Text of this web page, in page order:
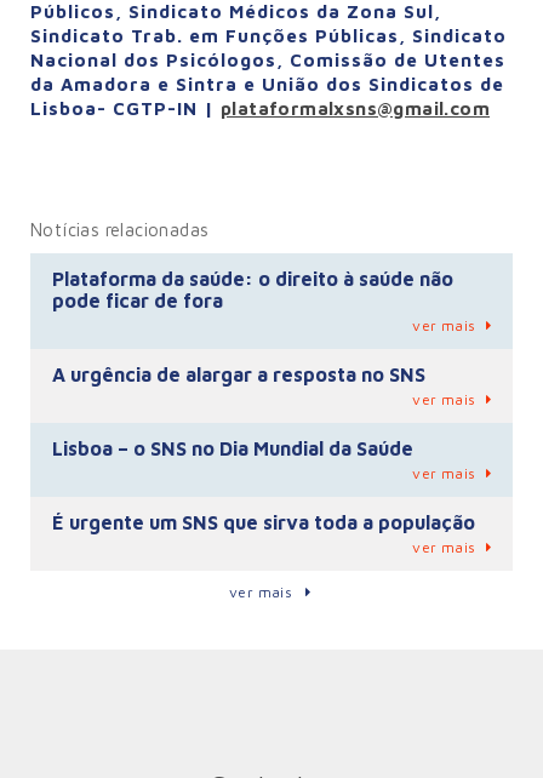
Públicos, Sindicato Médicos da Zona Sul,
Sindicato Trab. em Funções Públicas, Sindicato
Nacional dos Psicólogos, Comissão de Utentes
da Amadora e Sintra e União dos Sindicatos de
Lisboa- CGTP-IN | plataformalxsns@gmail.com
Notícias relacionadas
Plataforma da saúde: o direito à saúde não
pode ficar de fora
ver mais
A urgência de alargar a resposta no SNS
ver mais
Lisboa – o SNS no Dia Mundial da Saúde
ver mais
É urgente um SNS que sirva toda a população
ver mais
ver mais